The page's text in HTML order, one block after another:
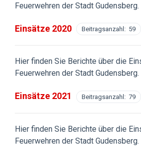
Feuerwehren der Stadt Gudensberg.
Einsätze 2020 Beitragsanzahl: 59
Hier finden Sie Berichte über die
Feuerwehren der Stadt Gudensberg.
Einsätze 2021 Beitragsanzahl: 79
Hier finden Sie Berichte über die
Feuerwehren der Stadt Gudensberg.